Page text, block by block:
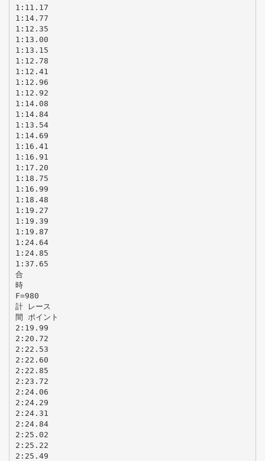
1:11.17
1:14.77
1:12.35
1:13.00
1:13.15
1:12.78
1:12.41
1:12.96
1:12.92
1:14.08
1:14.84
1:13.54
1:14.69
1:16.41
1:16.91
1:17.20
1:18.75
1:16.99
1:18.48
1:19.27
1:19.39
1:19.87
1:24.64
1:24.85
1:37.65
合
時
F=980
計 レース
間 ポイント
2:19.99
2:20.72
2:22.53
2:22.60
2:22.85
2:23.72
2:24.06
2:24.29
2:24.31
2:24.84
2:25.02
2:25.22
2:25.49